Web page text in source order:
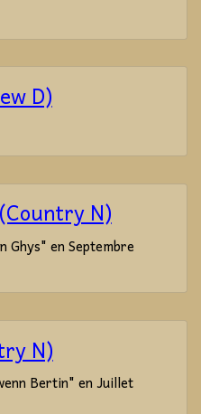
D)
N)
Ghys" en Septembre
N)
Bertin" en Juillet